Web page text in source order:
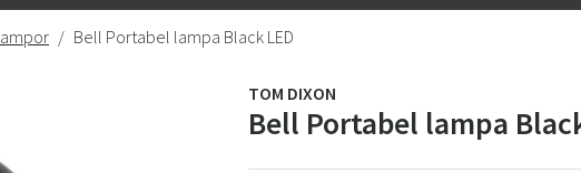
Bell Portabel lampa Black LED
TOM DIXON
Bell Portabel lampa